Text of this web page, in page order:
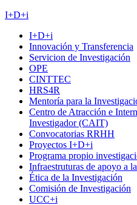
I+D+i
I+D+i
Innovación y Transferencia
Servicion de Investigación
OPE
CINTTEC
HRS4R
Mentoría para la
Centro de Atracción e
Investigador (CAIT)
Convocatorias RRHH
Proyectos I+D+i
Programa propio
Infraestruturas de apoyo a
Ética de la Investigación
Comisión de Investigación
UCC+i